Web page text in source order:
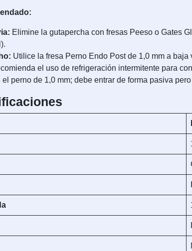
Elimine la gutapercha con fresas Peeso o Gates
Utilice la fresa Perno Endo Post de 1,0 mm a
el uso de refrigeración intermitente para
el perno de 1,0 mm; debe entrar de forma pasiva